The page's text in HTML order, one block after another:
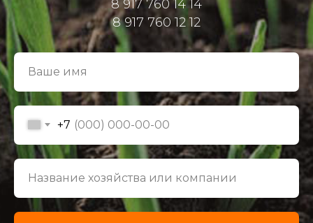
8 917 760 14 14
8 917 760 12 12
+7